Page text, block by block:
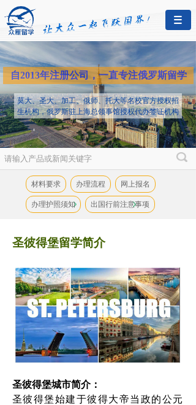
自2013年注册公司，一直专注俄罗斯留学
莫大、圣大、加工、俄师、托大等名校官方授权招
生机构，俄罗斯驻上海总领事馆授权代办签证机构
材料要求 办理流程 网上报名
办理护照须知 出国行前注意事项
圣彼得堡留学简介
圣彼得堡城市简介：
圣彼得堡始建于彼得大帝当政的公元